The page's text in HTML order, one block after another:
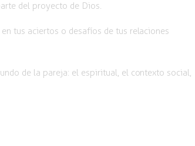
del proyecto de Dios.
tus aciertos o desafíos de tus relaciones
de la pareja: el espiritual, el contexto social,